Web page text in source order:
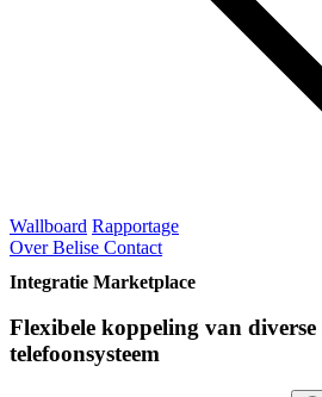
Wallboard Rapportage
Over Belise Contact
Integratie Marketplace
Flexibele koppeling van diverse
telefoonsysteem